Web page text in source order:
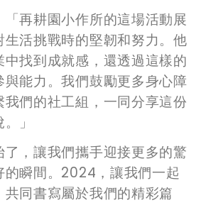
再耕園小作所的這場活動展
活挑戰時的堅韌和努力。他
找到成就感，還透過這樣的
能力。我們鼓勵更多身心障
們的社工組，一同分享這份
」
，讓我們攜手迎接更多的驚
的瞬間。2024，讓我們一起
同書寫屬於我們的精彩篇